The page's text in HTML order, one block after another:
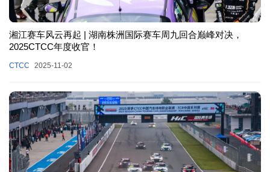
湘江赛车风云再起 | 湖南株洲国际赛车周九回合巅峰对决，
2025CTCC年度收官！
CTCC 2025-11-02